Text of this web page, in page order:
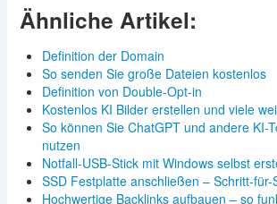
Ähnliche Artikel:
Definition der Domain
So senden Sie große Dateien kostenlos
Definition von Double-Opt-in
Kostenlos KI Bilder erstellen und viele
So können Sie ChatGPT und andere KI-
nutzen
Notfall-USB-Stick mit Windows selbst
SSD Festplatte anschließen – Schritt-
Hochwertige Backlinks aufbauen – so